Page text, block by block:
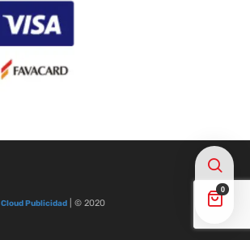
0
Cloud Publicidad| © 2020